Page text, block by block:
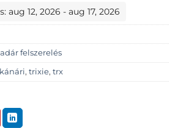
aug 12, 2026 - aug 17, 2026
felszerelés
kánári, trixie, trx